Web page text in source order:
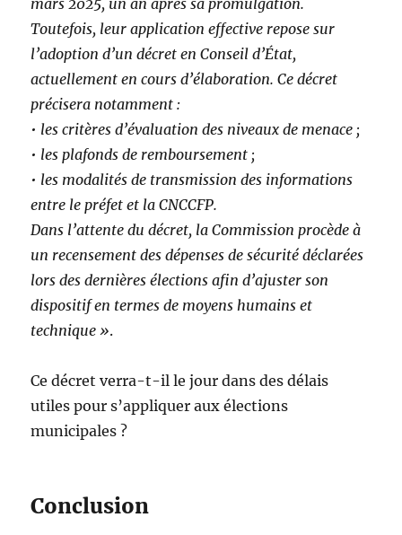
mars 2025, un an après sa promulgation.
Toutefois, leur application effective repose sur
l’adoption d’un décret en Conseil d’État,
actuellement en cours d’élaboration. Ce décret
précisera notamment :
• les critères d’évaluation des niveaux de menace ;
• les plafonds de remboursement ;
• les modalités de transmission des informations
entre le préfet et la CNCCFP.
Dans l’attente du décret, la Commission procède à
un recensement des dépenses de sécurité déclarées
lors des dernières élections afin d’ajuster son
dispositif en termes de moyens humains et
technique ».
Ce décret verra-t-il le jour dans des délais
utiles pour s’appliquer aux élections
municipales ?
Conclusion